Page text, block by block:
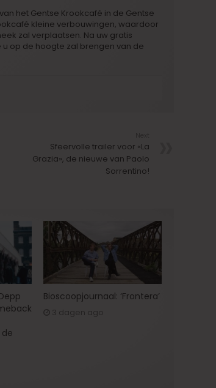
het Gentse Krookcafé in de Gentse
kleine verbouwingen, waardoor
zal verplaatsen. Na uw gratis
u op de hoogte zal brengen van de
Sfeervolle trailer voor «La
Grazia», de nieuwe van Paolo
Sorrentino!
Bioscoopjournaal: ‘Frontera’
3 dagen ago